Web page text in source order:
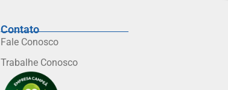
Contato
Fale Conosco
Trabalhe Conosco